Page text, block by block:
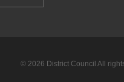
© 2026 District Council All